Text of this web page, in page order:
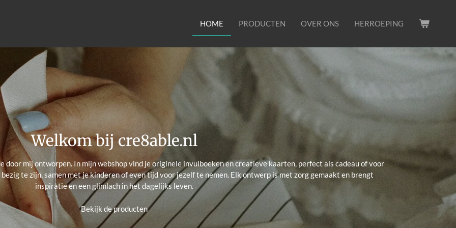
HOME PRODUCTEN OVER ONS HERROEPING
Welkom bij cre8able.nl
door mij ontworpen. In mijn webshop vind je originele invulboeken en creatieve kaarten, perfect als cadeau of voor
te zijn, samen met je kinderen of even tijd voor jezelf te nemen. Elk ontwerp is met zorg gemaakt en brengt
inspiratie en een glimlach in het dagelijks leven.
Bekijk de producten